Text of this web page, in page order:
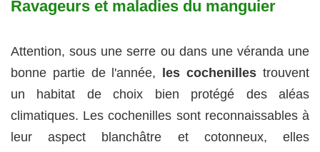
Ravageurs et maladies du manguier
Attention, sous une serre ou dans une véranda une
bonne partie de l'année, les cochenilles trouvent
un habitat de choix bien protégé des aléas
climatiques. Les cochenilles sont reconnaissables à
leur aspect blanchâtre et cotonneux, elles